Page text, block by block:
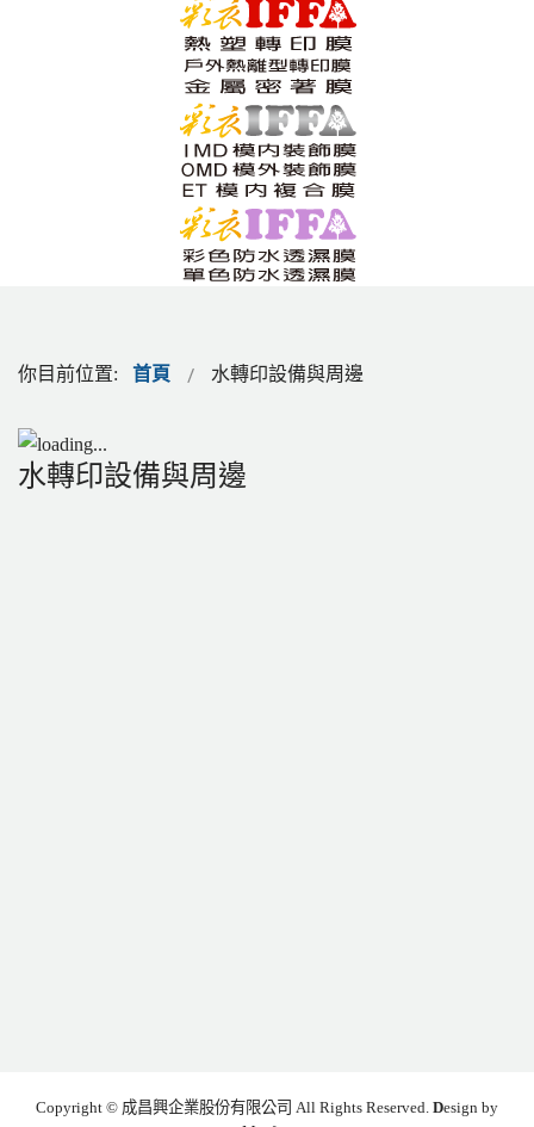
你目前位置: 首頁 水轉印設備與周邊
水轉印設備與周邊
Copyright © 成昌興企業股份有限公司 All Rights Reserved. Design by